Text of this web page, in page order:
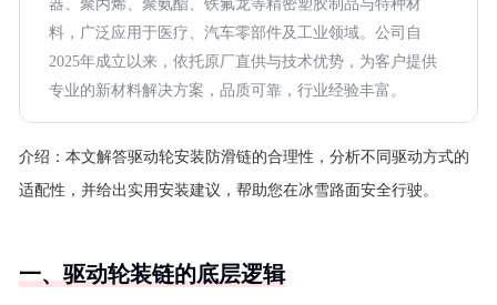
器、聚丙烯、聚氨酯、铁氟龙等精密塑胶制品与特种材
料，广泛应用于医疗、汽车零部件及工业领域。公司自
2025年成立以来，依托原厂直供与技术优势，为客户提供
专业的新材料解决方案，品质可靠，行业经验丰富。
介绍： 本文解答驱动轮安装防滑链的合理性，分析不同驱动方式的
适配性，并给出实用安装建议，帮助您在冰雪路面安全行驶。
一、驱动轮装链的底层逻辑